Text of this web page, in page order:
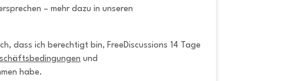
– mehr dazu in unseren
dass ich berechtigt bin, FreeDiscussions 14 Tage
habe.